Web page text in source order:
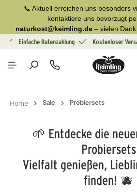
springen
📞 Aktuell erreichen uns besonders
kontaktiere uns bevorzugt
naturkost@keimling.de– vielen Dank
Einfache Ratenzahlung Kostenloser
Home Sale Probiersets
🌱 Entdecke die
Probiersets
Vielfalt genießen,
finden! 🫐